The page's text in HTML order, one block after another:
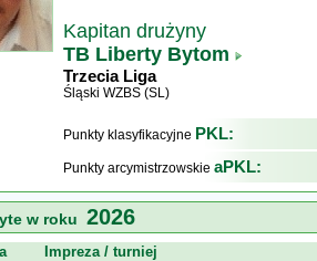
Kapitan drużyny
TB Liberty Bytom
Trzecia Liga
Śląski WZBS (SL)
Punkty klasyfikacyjne PKL:
Punkty arcymistrzowskie aPKL:
w roku 2026
Impreza / turniej